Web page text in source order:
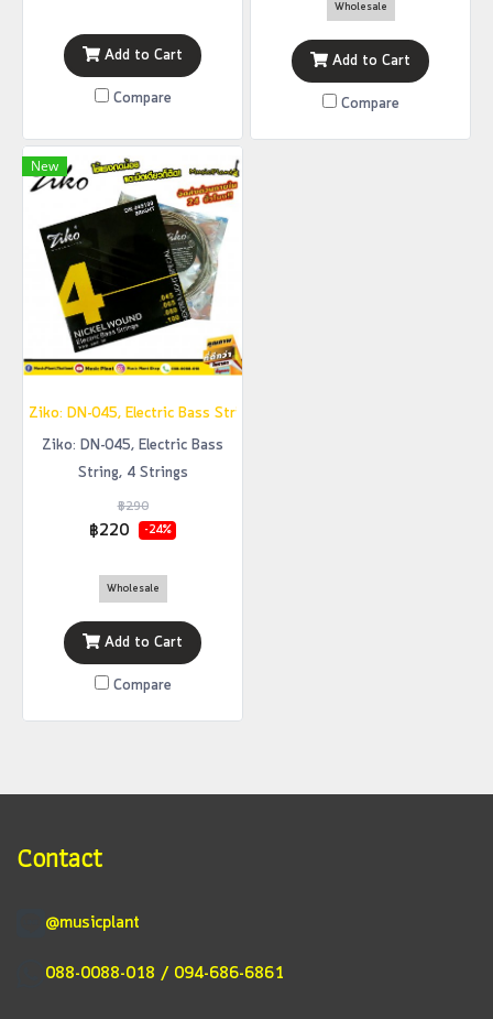
Add to Cart
Compare
Wholesale
Add to Cart
Compare
New
Ziko: DN-045, Electric Bass String, 4 Strings
Ziko: DN-045, Electric Bass
String, 4 Strings
฿290
฿220 -24%
Wholesale
Add to Cart
Compare
Contact
@musicplant
088-0088-018 / 094-686-6861